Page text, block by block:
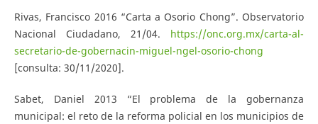
Rivas, Francisco 2016 “Carta a Osorio Chong”. Observatorio
Nacional Ciudadano, 21/04. https://onc.org.mx/carta-al-
secretario-de-gobernacin-miguel-ngel-osorio-chong
[consulta: 30/11/2020].
Sabet, Daniel 2013 “El problema de la gobernanza
municipal: el reto de la reforma policial en los municipios de